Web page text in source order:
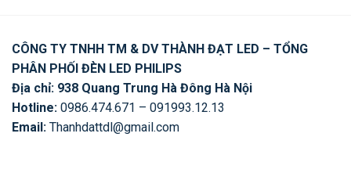
CÔNG TY TNHH TM & DV THÀNH ĐẠT LED – TỔNG
PHÂN PHỐI ĐÈN LED PHILIPS
Địa chỉ: 938 Quang Trung Hà Đông Hà Nội
Hotline: 0986.474.671 – 091993.12.13
Email: Thanhdattdl@gmail.com